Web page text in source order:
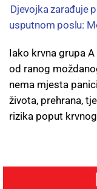
Djevojka zarađuje
usputnom poslu:
Iako krvna grupa
od ranog
nema mjesta
života, prehrana,
rizika poput